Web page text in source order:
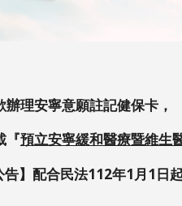
辦理安寧意願註記健保卡，
『預立安寧緩和醫療暨維生
告】配合民法112年1月1日